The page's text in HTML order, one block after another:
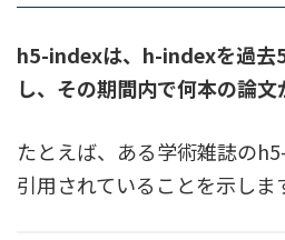
h5-indexは、h-indexを過去
し、その期間内で何本の論
たとえば、ある学術雑誌の
引用されていることを示しま